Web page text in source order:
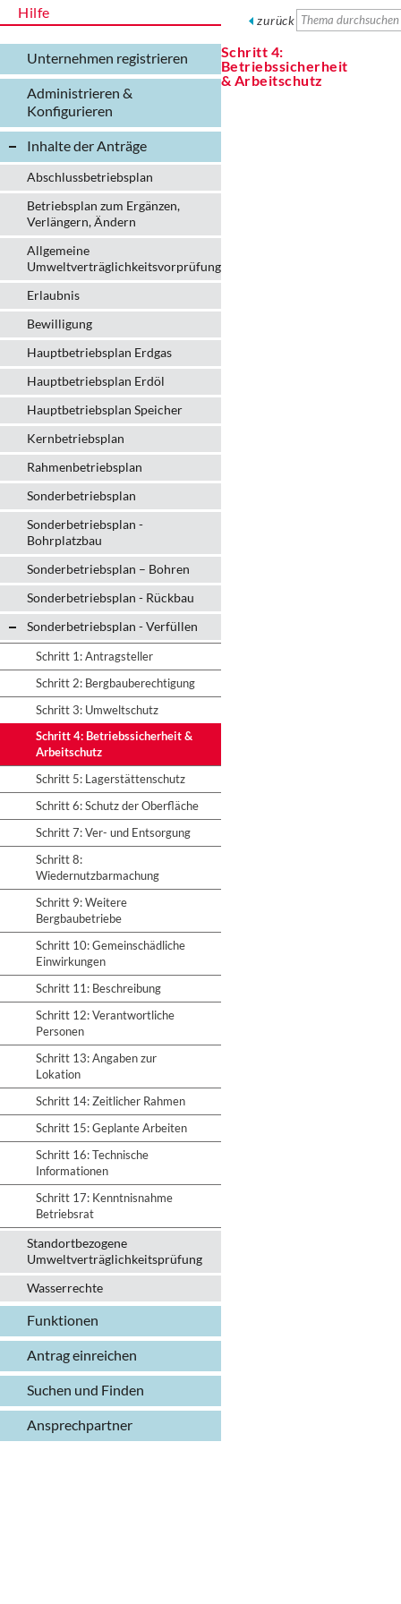
Hilfe
Unternehmen registrieren
Administrieren &
Konfigurieren
Inhalte der Anträge
Abschlussbetriebsplan
Betriebsplan zum Ergänzen,
Verlängern, Ändern
Allgemeine
Umweltverträglichkeitsvorprüfung
Erlaubnis
Bewilligung
Hauptbetriebsplan Erdgas
Hauptbetriebsplan Erdöl
Hauptbetriebsplan Speicher
Kernbetriebsplan
Rahmenbetriebsplan
Sonderbetriebsplan
Sonderbetriebsplan -
Bohrplatzbau
Sonderbetriebsplan – Bohren
Sonderbetriebsplan - Rückbau
Sonderbetriebsplan - Verfüllen
Schritt 1: Antragsteller
Schritt 2: Bergbauberechtigung
Schritt 3: Umweltschutz
Schritt 4: Betriebssicherheit &
Arbeitschutz
Schritt 5: Lagerstättenschutz
Schritt 6: Schutz der Oberfläche
Schritt 7: Ver- und Entsorgung
Schritt 8:
Wiedernutzbarmachung
Schritt 9: Weitere
Bergbaubetriebe
Schritt 10: Gemeinschädliche
Einwirkungen
Schritt 11: Beschreibung
Schritt 12: Verantwortliche
Personen
Schritt 13: Angaben zur
Lokation
Schritt 14: Zeitlicher Rahmen
Schritt 15: Geplante Arbeiten
Schritt 16: Technische
Informationen
Schritt 17: Kenntnisnahme
Betriebsrat
Standortbezogene
Umweltverträglichkeitsprüfung
Wasserrechte
Funktionen
Antrag einreichen
Suchen und Finden
Ansprechpartner
zurück
Schritt 4:
Betriebssicherheit
& Arbeitschutz